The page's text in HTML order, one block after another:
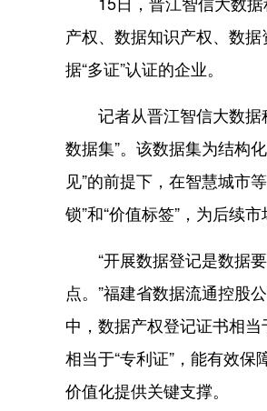
产权、数据知识产权、数
据“多证”认证的企业。
记者从晋江智信大数据
数据集”。该数据集为结构
见”的前提下，在智慧城市
锁”和“价值标签”，为后续
“开展数据登记是数据要
点。”福建省数据流通控股
中，数据产权登记证书相
相当于“专利证”，能有效
价值化提供关键支撑。